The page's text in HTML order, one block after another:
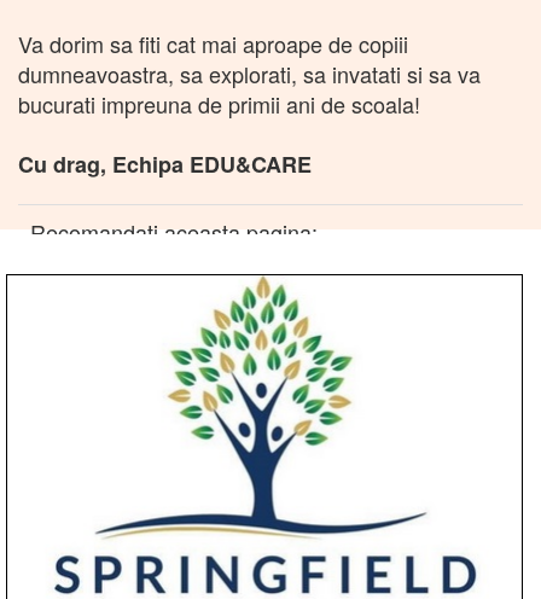
Va dorim sa fiti cat mai aproape de copiii
dumneavoastra, sa explorati, sa invatati si sa va
bucurati impreuna de primii ani de scoala!
Cu drag, Echipa EDU&CARE
Recomandati aceasta pagina: